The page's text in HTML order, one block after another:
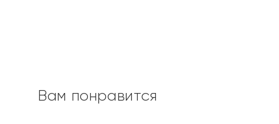
Вам понравится